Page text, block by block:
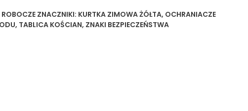
ZNACZNIKI: KURTKA ZIMOWA ŻÓŁTA, OCHRANIACZE
, TABLICA KOŚCIAN, ZNAKI BEZPIECZEŃSTWA